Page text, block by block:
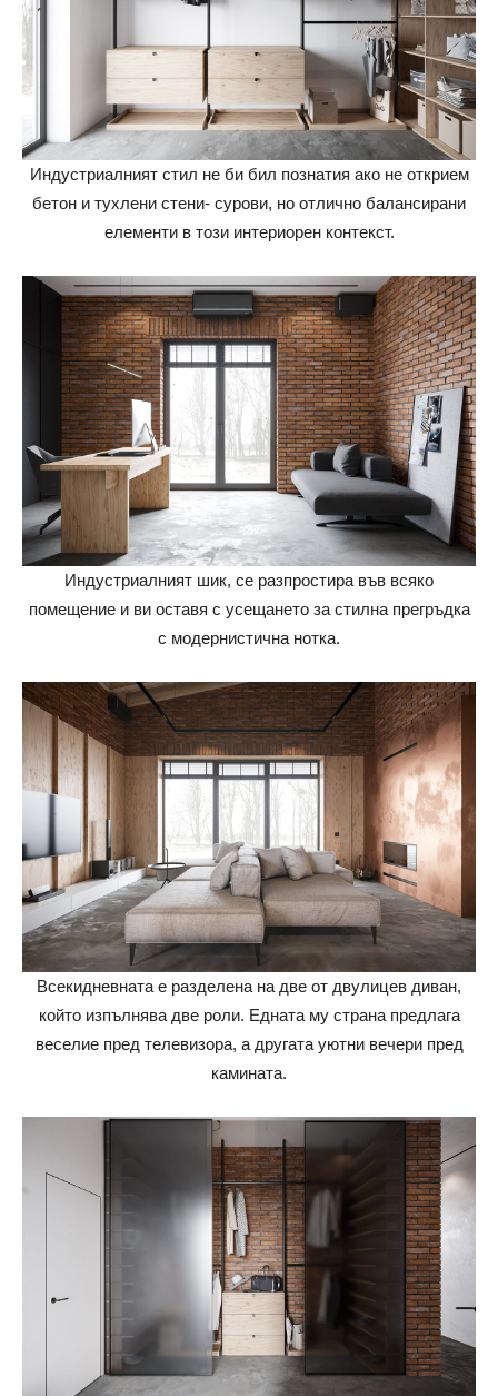
Индустриалният стил не би бил познатия ако не открием
бетон и тухлени стени- сурови, но отлично балансирани
елементи в този интериорен контекст.
Индустриалният шик, се разпростира във всяко
помещение и ви оставя с усещането за стилна прегръдка
с модернистична нотка.
Всекидневната е разделена на две от двулицев диван,
който изпълнява две роли. Едната му страна предлага
веселие пред телевизора, а другата уютни вечери пред
камината.